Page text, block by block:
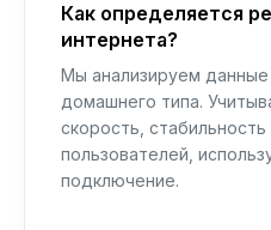
Как определяется
интернета?
Мы анализируем данные
домашнего типа.
скорость,
пользователей,
подключение.